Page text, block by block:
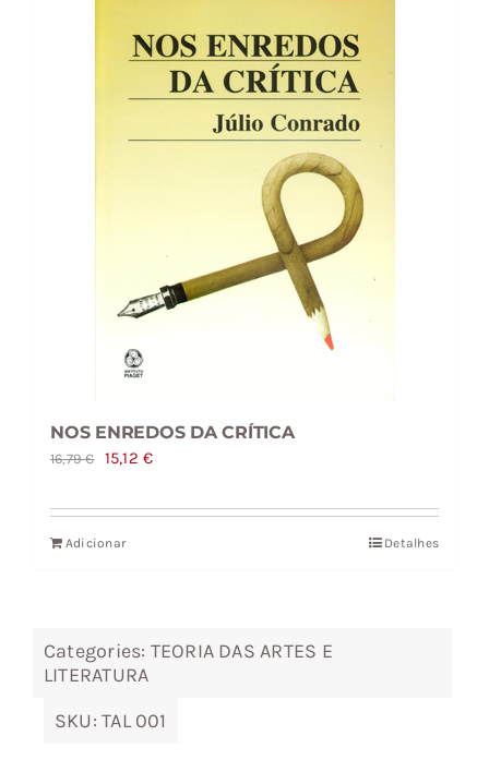
NOS ENREDOS DA CRÍTICA
16,79€
O
original
era:
15,12€O
atual
Adicionar Detalhes
Categories: TEORIA DAS ARTES E
LITERATURA
SKU:TAL 001